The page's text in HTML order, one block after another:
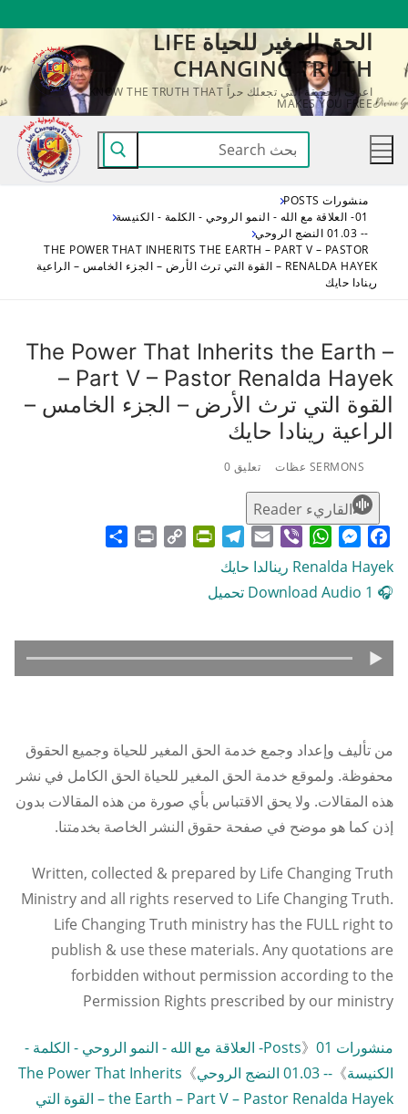
المحتوى
الحق المغير للحياة LIFE
CHANGING TRUTH
اعرف الحقيقة التي تجعلك حراً KNOW THE TRUTH THAT
MAKES YOU FREE
البحث
عن:
منشورات POSTS
01- العلاقة مع الله - النمو الروحي - الكلمة - الكنيسة
-- 01.03 النضج الروحي
THE POWER THAT INHERITS THE EARTH – PART V – PASTOR
RENALDA HAYEK – القوة التي ترث الأرض – الجزء الخامس – الراعية
رينادا حايك
The Power That Inherits the Earth –
Part V – Pastor Renalda Hayek –
القوة التي ترث الأرض – الجزء الخامس –
الراعية رينادا حايك
SERMONS عظات تعليق 0
القاريء Reader
Facebook
Messenger
WhatsApp
Viber
Email
Telegram
PrintFriendly
Copy
Print
Renalda Hayek رينالدا حايك
🎧 Download Audio 1 تحميل
من تأليف وإعداد وجمع خدمة الحق المغير للحياة وجميع الحقوق
محفوظة. ولموقع خدمة الحق المغير للحياة الحق الكامل في نشر
هذه المقالات. ولا يحق الاقتباس بأي صورة من هذه المقالات بدون
إذن كما هو موضح في صفحة حقوق النشر الخاصة بخدمتنا.
Written, collected & prepared by Life Changing Truth
Ministry and all rights reserved to Life Changing Truth.
Life Changing Truth ministry has the FULL right to
publish & use these materials. Any quotations are
forbidden without permission according to the
Permission Rights prescribed by our ministry
منشورات Posts 》
01- العلاقة مع الله - النمو الروحي - الكلمة -
الكنيسة》 -- 01.03 النضج الروحي 》
The Power That Inherits
the Earth – Part V – Pastor Renalda Hayek – القوة التي